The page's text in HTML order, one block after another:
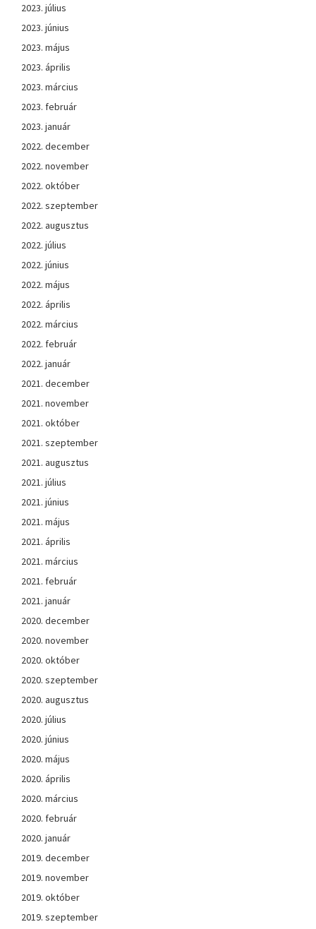
2023. július
2023. június
2023. május
2023. április
2023. március
2023. február
2023. január
2022. december
2022. november
2022. október
2022. szeptember
2022. augusztus
2022. július
2022. június
2022. május
2022. április
2022. március
2022. február
2022. január
2021. december
2021. november
2021. október
2021. szeptember
2021. augusztus
2021. július
2021. június
2021. május
2021. április
2021. március
2021. február
2021. január
2020. december
2020. november
2020. október
2020. szeptember
2020. augusztus
2020. július
2020. június
2020. május
2020. április
2020. március
2020. február
2020. január
2019. december
2019. november
2019. október
2019. szeptember